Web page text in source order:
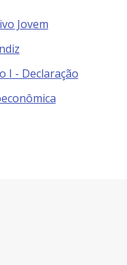
Jovem
I - Declaração